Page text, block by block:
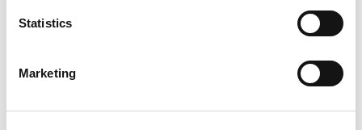
Statistics
Marketing